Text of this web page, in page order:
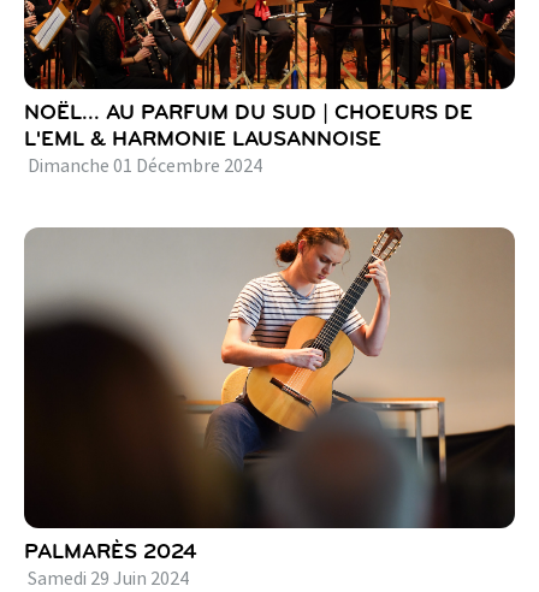
NOËL... AU PARFUM DU SUD | CHOEURS DE
L'EML & HARMONIE LAUSANNOISE
Dimanche 01 Décembre 2024
PALMARÈS 2024
Samedi 29 Juin 2024